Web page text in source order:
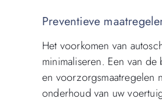
Preventieve
Het voorkomen van
minimaliseren. Een van
en voorzorgsmaatregelen
onderhoud van uw